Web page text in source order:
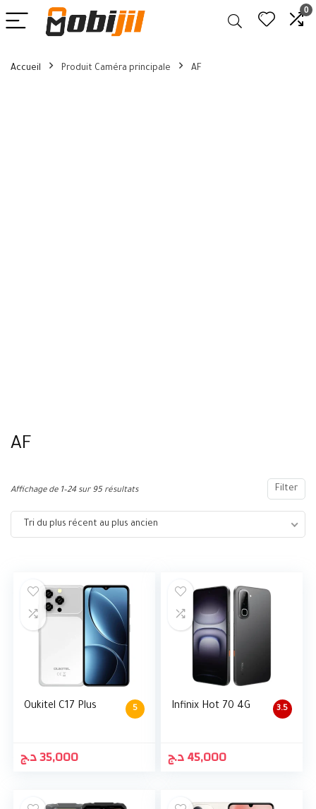
0
Accueil Produit Caméra principale AF
AF
Filter
Affichage de 1–24 sur 95 résultats
Tri du plus récent au plus ancien
5
Oukitel C17 Plus
35,000د.ج
3.5
Infinix Hot 70 4G
45,000د.ج